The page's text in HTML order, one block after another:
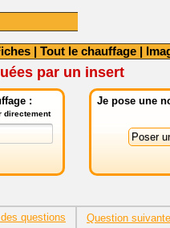
| Tout le chauffage |
par un insert
:
directement
Je pose une
questions Question suivante